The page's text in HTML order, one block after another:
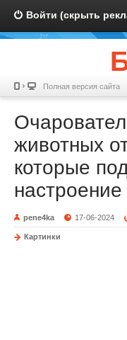
Войти (скрыть
Полная версия сайта
животных
которые
pene4ka 17-06-2024
Картинки